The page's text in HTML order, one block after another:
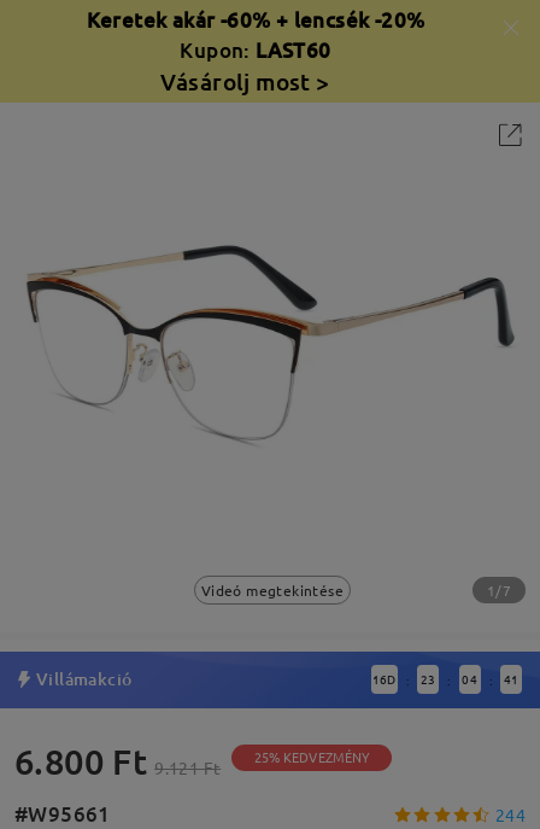
Keretek akár -60% + lencsék -20%
Kupon: LAST60
Vásárolj most >
Videó megtekintése 1/7
Villámakció 16D : 23 : 04 : 40
6.800 Ft 9.121 Ft 25% KEDVEZMÉNY
#W95661 244